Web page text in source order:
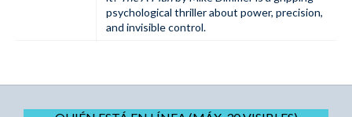
psychological thriller about power, precision,
and invisible control.